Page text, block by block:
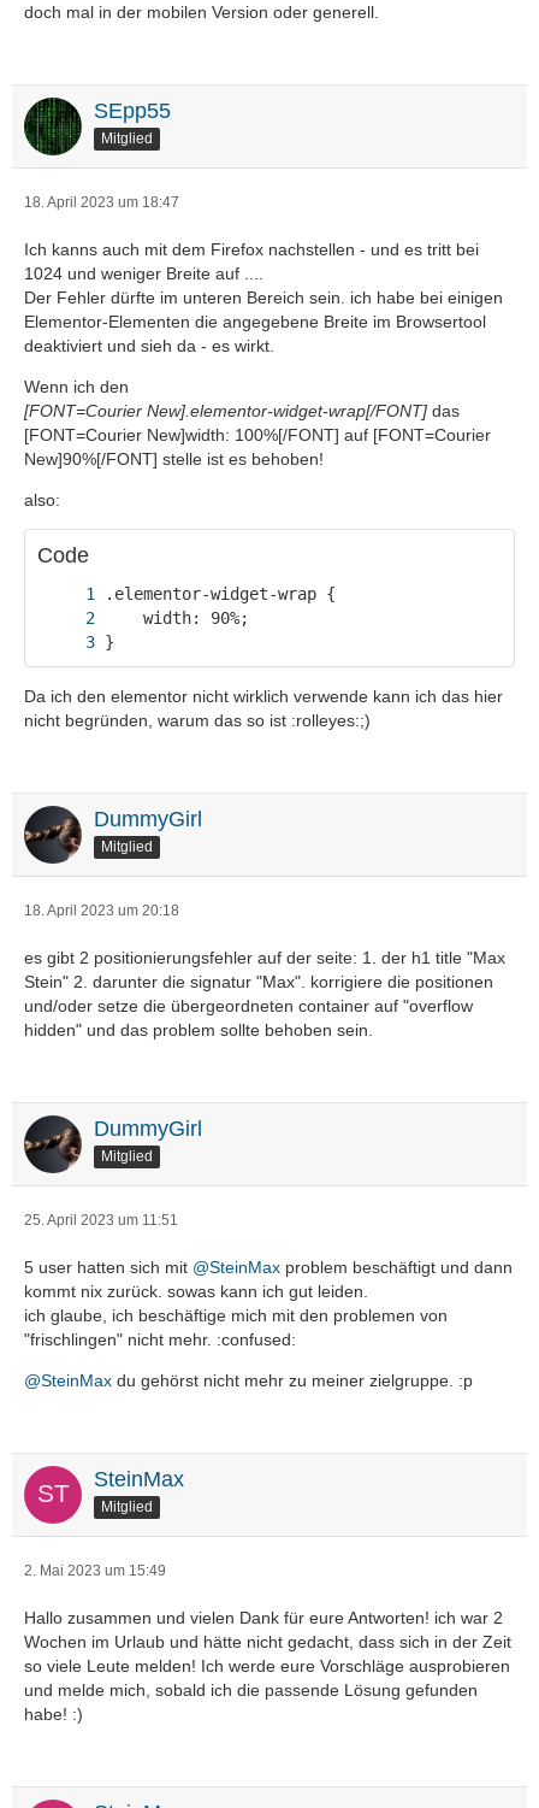
doch mal in der mobilen Version oder generell.
SEpp55
Mitglied
18. April 2023 um 18:47
Ich kanns auch mit dem Firefox nachstellen - und es tritt bei
1024 und weniger Breite auf ....
Der Fehler dürfte im unteren Bereich sein. ich habe bei einigen
Elementor-Elementen die angegebene Breite im Browsertool
deaktiviert und sieh da - es wirkt.
Wenn ich den
[FONT=Courier New].elementor-widget-wrap[/FONT] das
[FONT=Courier New]width: 100%[/FONT] auf [FONT=Courier
New]90%[/FONT] stelle ist es behoben!
also:
Code
}
Da ich den elementor nicht wirklich verwende kann ich das hier
nicht begründen, warum das so ist :rolleyes:;)
DummyGirl
Mitglied
18. April 2023 um 20:18
es gibt 2 positionierungsfehler auf der seite: 1. der h1 title "Max
Stein" 2. darunter die signatur "Max". korrigiere die positionen
und/oder setze die übergeordneten container auf "overflow
hidden" und das problem sollte behoben sein.
DummyGirl
Mitglied
25. April 2023 um 11:51
5 user hatten sich mit @SteinMax problem beschäftigt und dann
kommt nix zurück. sowas kann ich gut leiden.
ich glaube, ich beschäftige mich mit den problemen von
"frischlingen" nicht mehr. :confused:
@SteinMax du gehörst nicht mehr zu meiner zielgruppe. :p
SteinMax
Mitglied
2. Mai 2023 um 15:49
Hallo zusammen und vielen Dank für eure Antworten! ich war 2
Wochen im Urlaub und hätte nicht gedacht, dass sich in der Zeit
so viele Leute melden! Ich werde eure Vorschläge ausprobieren
und melde mich, sobald ich die passende Lösung gefunden
habe! :)